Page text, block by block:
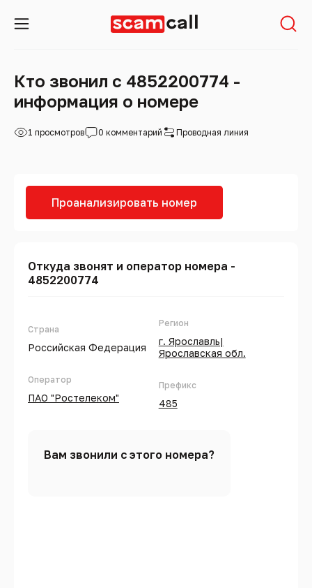
Кто звонил с 4852200774 -
информация о номере
1 просмотров 0 комментарий Проводная линия
Проанализировать номер
Откуда звонят и оператор номера -
4852200774
Страна
Российская Федерация
Оператор
ПАО "Ростелеком"
Регион
г. Ярославль|
Ярославская обл.
Префикс
485
Вам звонили с этого номера?